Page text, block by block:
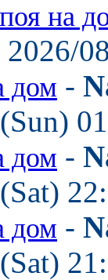
на
2026/
дом -
дом -
дом -